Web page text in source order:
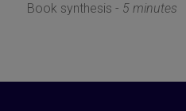
Book synthesis - 5 minutes